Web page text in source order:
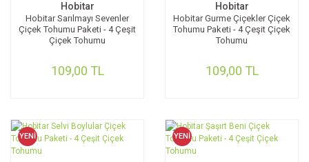
Hobitar
Hobitar Sarılmayı Sevenler
Çiçek Tohumu Paketi - 4 Çeşit
Çiçek Tohumu
109,00 TL
Hobitar
Hobitar Gurme Çiçekler Çiçek
Tohumu Paketi - 4 Çeşit Çiçek
Tohumu
109,00 TL
YENİ YENİ